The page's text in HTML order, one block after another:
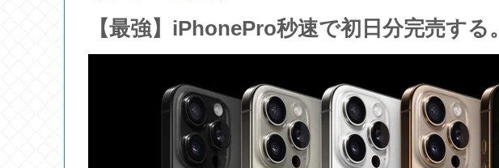
【最強】iPhonePro秒速で初日分完売する。